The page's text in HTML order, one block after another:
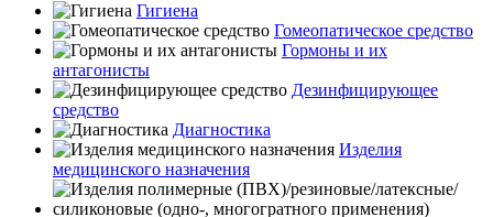
Гигиена
Гомеопатическое средство
Гормоны и их
антагонисты
Дезинфицирующее
средство
Диагностика
Изделия
медицинского назначения